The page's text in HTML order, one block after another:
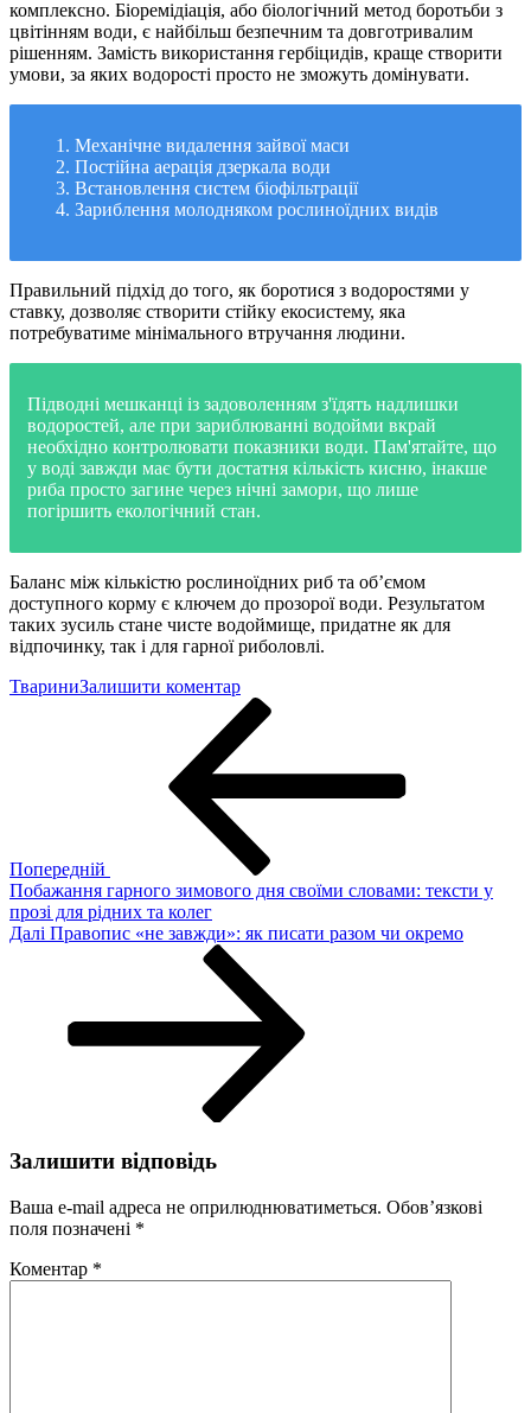
комплексно. Біоремідіація, або біологічний метод боротьби з
цвітінням води, є найбільш безпечним та довготривалим
рішенням. Замість використання гербіцидів, краще створити
умови, за яких водорості просто не зможуть домінувати.
Механічне видалення зайвої маси
Постійна аерація дзеркала води
Встановлення систем біофільтрації
Зариблення молодняком рослиноїдних видів
Правильний підхід до того, як боротися з водоростями у
ставку, дозволяє створити стійку екосистему, яка
потребуватиме мінімального втручання людини.
Підводні мешканці із задоволенням з'їдять надлишки
водоростей, але при зариблюванні водойми вкрай
необхідно контролювати показники води. Пам'ятайте, що
у воді завжди має бути достатня кількість кисню, інакше
риба просто загине через нічні замори, що лише
погіршить екологічний стан.
Баланс між кількістю рослиноїдних риб та об’ємом
доступного корму є ключем до прозорої води. Результатом
таких зусиль стане чисте водоймище, придатне як для
відпочинку, так і для гарної риболовлі.
ТвариниЗалишити коментардо
Хто
їсть
водорості
в
ставку:
природні
методи
очищення
Попередній
Побажання гарного зимового дня своїми словами: тексти у
прозі для рідних та колег
Наступний
Далі Правопис «не завжди»: як писати разом чи окремо
Залишити відповідь
Ваша e-mail адреса не оприлюднюватиметься. Обов’язкові
поля позначені *
Коментар *